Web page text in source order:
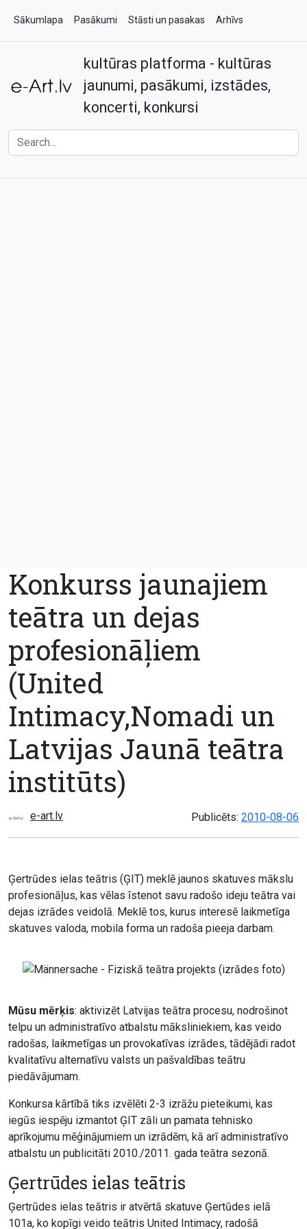
Sākumlapa Pasākumi Stāsti un pasakas Arhīvs
Kontakti
kultūras platforma - kultūras
jaunumi, pasākumi, izstādes,
koncerti, konkursi
Konkurss jaunajiem
teātra un dejas
profesionāļiem
(United
Intimacy,Nomadi un
Latvijas Jaunā teātra
institūts)
e-art.lv Publicēts: 2010-08-06
Ģertrūdes ielas teātris (ĢIT) meklē jaunos skatuves mākslu
profesionāļus, kas vēlas īstenot savu radošo ideju teātra vai
dejas izrādes veidolā. Meklē tos, kurus interesē laikmetīga
skatuves valoda, mobila forma un radoša pieeja darbam.
Mūsu mērķis: aktivizēt Latvijas teātra procesu, nodrošinot
telpu un administratīvo atbalstu māksliniekiem, kas veido
radošas, laikmetīgas un provokatīvas izrādes, tādējādi radot
kvalitatīvu alternatīvu valsts un pašvaldības teātru
piedāvājumam.
Konkursa kārtībā tiks izvēlēti 2-3 izrāžu pieteikumi, kas
iegūs iespēju izmantot ĢIT zāli un pamata tehnisko
aprīkojumu mēģinājumiem un izrādēm, kā arī administratīvo
atbalstu un publicitāti 2010./2011. gada teātra sezonā.
Ģertrūdes ielas teātris
Ģertrūdes ielas teātris ir atvērtā skatuve Ģertūdes ielā
101a, ko kopīgi veido teātris United Intimacy, radošā